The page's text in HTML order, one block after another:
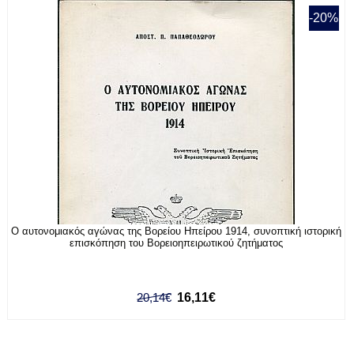
-20%
Ο αυτονομιακός αγώνας της Βορείου Ηπείρου 1914, συνοπτική ιστορική
επισκόπηση του Βορειοηπειρωτικού ζητήματος
20,14€ 16,11€